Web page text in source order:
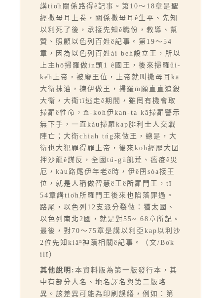
講tio̍h關係路得ê記事。第10～18章是聖
經撒母耳上卷，關係撒母耳ê生平、先知
以利死了後，承接先知ê職份，教導、幫
贊、照顧以色列百姓ê記事。第19～54
章，因為以色列百姓ài beh設立王，所以
上主hō͘掃羅做in頭1 ê國王，後來掃羅ûi-
ke̍h上帝，被廢王位，上帝就叫撒母耳kā
大衛抹油，揀伊做王，掃羅m̄願直直追殺
大衛，大衛tī逃走ê期間，雖罔有機會取
掃羅ê性命，m̄-koh伊kan-ta kā掃羅警示
無下手，一直kàu掃羅kap腓利士人交戰
陣亡；大衛chiah tńg來做王，總是，大
衛也大犯罪得罪上帝，後來koh經歷大囝
押沙龍ê謀反，全國tú-gū飢荒、瘟疫ê災
厄，kàu路尾伊年老ê時，伊ê囝sòa接王
位，就是人稱做智慧ê王ê所羅門王，tī
54章講tio̍h所羅門王後來也陷落罪過。
路尾，以色列12支派分裂做：猶太國、
以色列南北2國，就是對55~ 68章所記。
最後，對70～75章是講以利亞kap以利沙
2位先知kiâⁿ神蹟相關ê記事。（文/Bo̍k
ilī）
其他說明: 本資料版為第一版發行本，其
中有部分人名、地名譯名與第二版略
異。該差異可能為印刷誤繕，例如：第